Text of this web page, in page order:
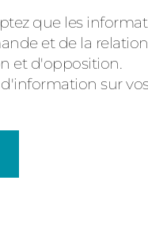
que les
et de la
et d'opposition.
sur